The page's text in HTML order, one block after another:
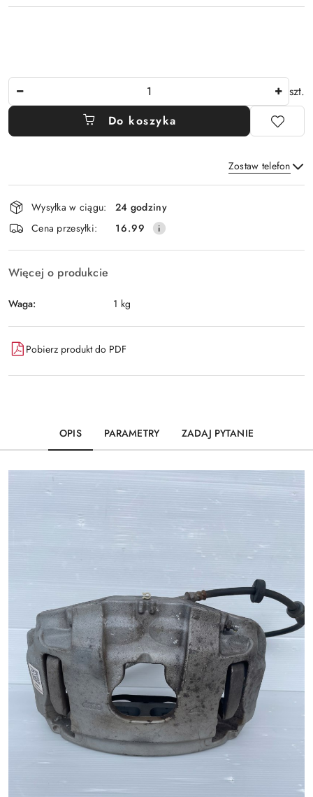
szt.
Do koszyka
Zostaw telefon
Wyślij
Dostępność
i
dostawa
Wysyłka w ciągu:
24 godziny
Cena przesyłki:
16.99
Więcej o produkcie
Waga: 1 kg
Pobierz produkt do PDF
OPIS PARAMETRY ZADAJ PYTANIE